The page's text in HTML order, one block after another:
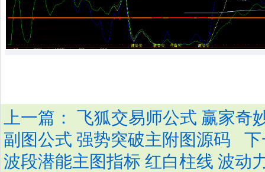
上一篇： 飞狐交易师公式 赢家奇
副图公式 强势突破主附图源码
波段潜能主图指标 红白柱线 波动